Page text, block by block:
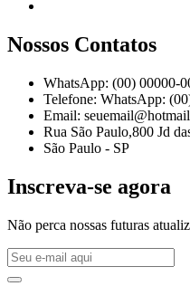
Nossos Contatos
WhatsApp: (00) 00000-
Telefone: WhatsApp:
Email:
Rua São Paulo,800 Jd
São Paulo - SP
Inscreva-se agora
Não perca nossas futuras